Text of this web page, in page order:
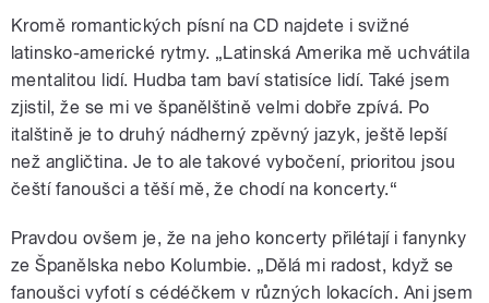
Kromě romantických písní na CD najdete i svižné
latinsko-americké rytmy. „Latinská Amerika mě uchvátila
mentalitou lidí. Hudba tam baví statisíce lidí. Také jsem
zjistil, že se mi ve španělštině velmi dobře zpívá. Po
italštině je to druhý nádherný zpěvný jazyk, ještě lepší
než angličtina. Je to ale takové vybočení, prioritou jsou
čeští fanoušci a těší mě, že chodí na koncerty.“
Pravdou ovšem je, že na jeho koncerty přilétají i fanynky
ze Španělska nebo Kolumbie. „Dělá mi radost, když se
fanoušci vyfotí s cédéčkem v různých lokacích. Ani jsem